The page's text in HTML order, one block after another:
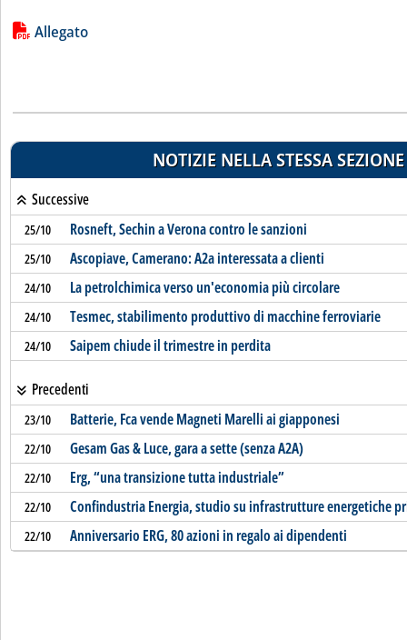
Lista allegati PDF alla notizia
Allegato
NOTIZIE NELLA STESSA SEZIONE
Successive
25/10 Rosneft, Sechin a Verona contro le sanzioni
25/10 Ascopiave, Camerano: A2a interessata a clienti
24/10 La petrolchimica verso un'economia più circolare
24/10 Tesmec, stabilimento produttivo di macchine ferroviarie
24/10 Saipem chiude il trimestre in perdita
Precedenti
23/10 Batterie, Fca vende Magneti Marelli ai giapponesi
22/10 Gesam Gas & Luce, gara a sette (senza A2A)
22/10 Erg, “una transizione tutta industriale”
22/10 Confindustria Energia, studio su infrastrutture energetiche
22/10 Anniversario ERG, 80 azioni in regalo ai dipendenti